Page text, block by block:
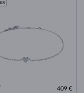
409 €